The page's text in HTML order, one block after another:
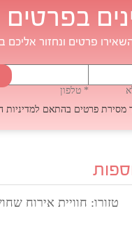
פרטים ונחזור
* טלפון
מסירת פרטים בהתאם למדיניות
טזורו: חוויית אירוח